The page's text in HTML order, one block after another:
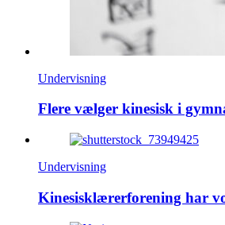
Undervisning
Flere vælger kinesisk i
Undervisning
Kinesisklærerforening har